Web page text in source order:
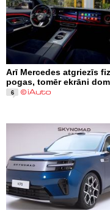
Arī Mercedes atgriezīs
pogas, tomēr ekrāni
6